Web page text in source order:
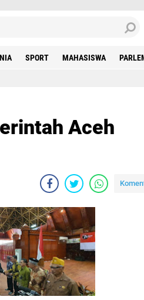
SPORT MAHASISWA
Aceh